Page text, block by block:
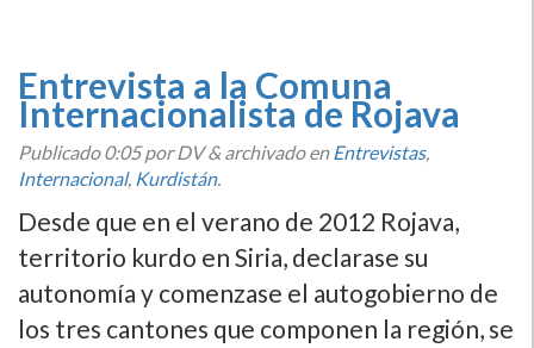
Entrevista a la Comuna
Internacionalista de Rojava
Publicado0:05por DV&archivado enEntrevistas,
Internacional, Kurdistán.
Desde que en el verano de 2012 Rojava,
territorio kurdo en Siria, declarase su
autonomí­a y comenzase el autogobierno de
los tres cantones que componen la región, se